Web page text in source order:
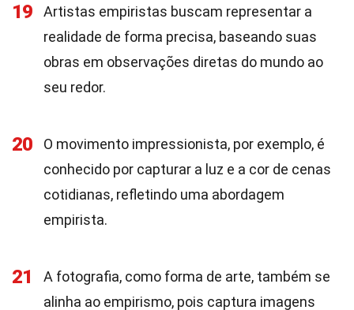
19
Artistas empiristas buscam representar a
realidade de forma precisa, baseando suas
obras em observações diretas do mundo ao
seu redor.
20
O movimento impressionista, por exemplo, é
conhecido por capturar a luz e a cor de cenas
cotidianas, refletindo uma abordagem
empirista.
21
A fotografia, como forma de arte, também se
alinha ao empirismo, pois captura imagens